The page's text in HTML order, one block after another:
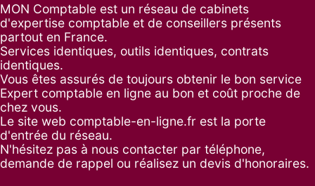
MON Comptable est un réseau de cabinets
d'expertise comptable et de conseillers présents
partout en France.
Services identiques, outils identiques, contrats
identiques.
Vous êtes assurés de toujours obtenir le bon service
Expert comptable en ligne au bon et coût proche de
chez vous.
Le site web comptable-en-ligne.fr est la porte
d'entrée du réseau.
N'hésitez pas à nous contacter par téléphone,
demande de rappel ou réalisez un devis d'honoraires.